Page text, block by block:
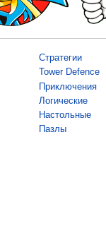
Стратегии
Tower Defence
Приключения
Логические
Настольные
Пазлы